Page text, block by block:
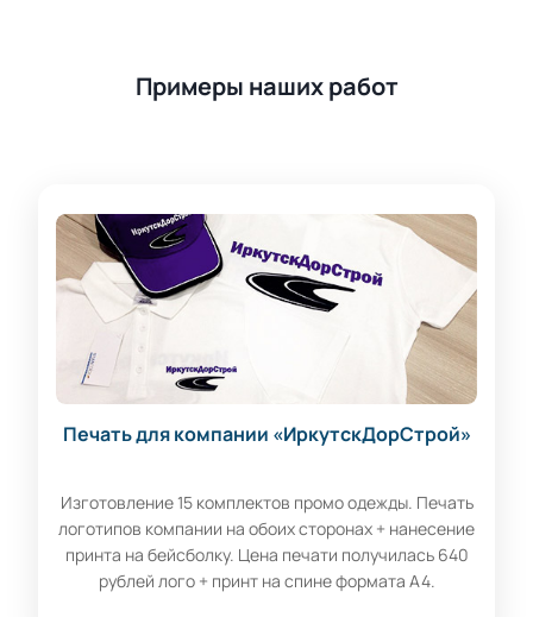
Примеры наших работ
Печать для компании «ИркутскДорСтрой»
Изготовление 15 комплектов промо одежды. Печать
логотипов компании на обоих сторонах + нанесение
принта на бейсболку. Цена печати получилась 640
рублей лого + принт на спине формата А4.